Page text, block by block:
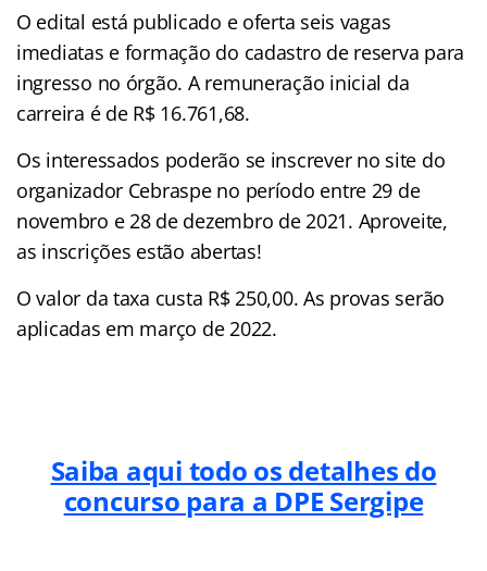
O edital está publicado e oferta seis vagas
imediatas e formação do cadastro de reserva para
ingresso no órgão. A remuneração inicial da
carreira é de R$ 16.761,68.
Os interessados poderão se inscrever no site do
organizador Cebraspe no período entre 29 de
novembro e 28 de dezembro de 2021. Aproveite,
as inscrições estão abertas!
O valor da taxa custa R$ 250,00. As provas serão
aplicadas em março de 2022.
Saiba aqui todo os detalhes do
concurso para a DPE Sergipe